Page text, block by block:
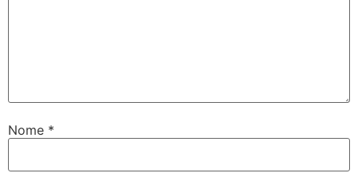
Nome *